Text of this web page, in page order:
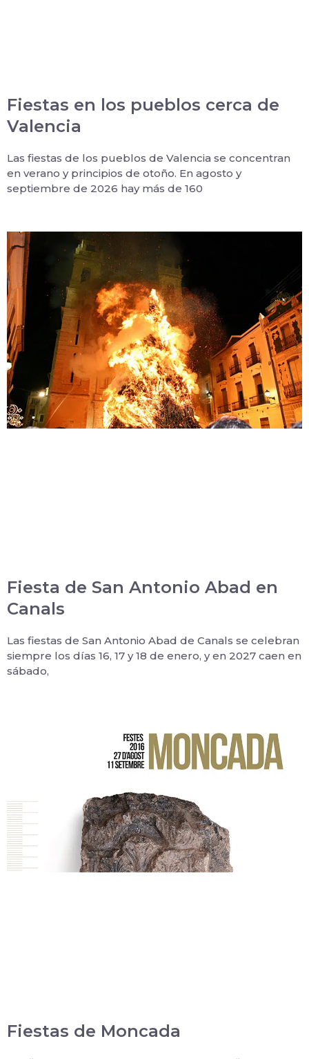
Fiestas en los pueblos cerca de
Valencia
Las fiestas de los pueblos de Valencia se concentran
en verano y principios de otoño. En agosto y
septiembre de 2026 hay más de 160
Fiesta de San Antonio Abad en
Canals
Las fiestas de San Antonio Abad de Canals se celebran
siempre los días 16, 17 y 18 de enero, y en 2027 caen en
sábado,
Fiestas de Moncada